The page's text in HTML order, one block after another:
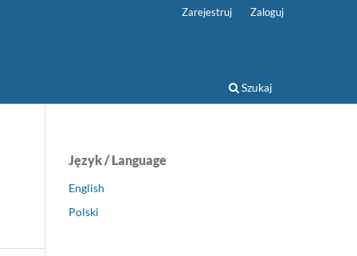
Szukaj
Zarejestruj Zaloguj
Język / Language
English
Polski